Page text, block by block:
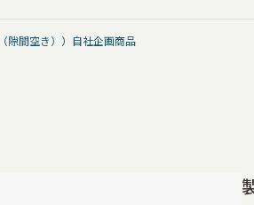
隙間空き））自社企画商品